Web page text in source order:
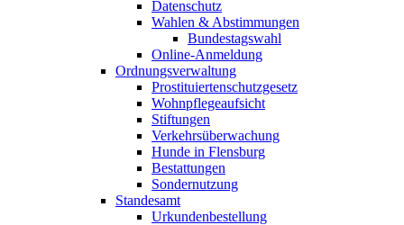
Datenschutz
Wahlen & Abstimmungen
Bundestagswahl
Online-Anmeldung
Ordnungsverwaltung
Prostituiertenschutzgesetz
Wohnpflegeaufsicht
Stiftungen
Verkehrsüberwachung
Hunde in Flensburg
Bestattungen
Sondernutzung
Standesamt
Urkundenbestellung